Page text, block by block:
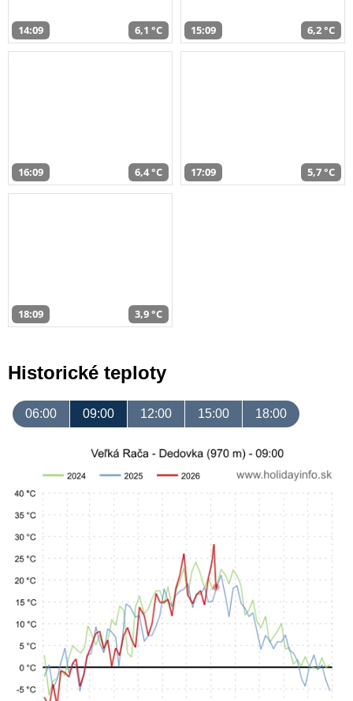
14:09 6,1 °C 15:09 6,2 °C
16:09 6,4 °C 17:09 5,7 °C
18:09 3,9 °C
Historické teploty
06:00 09:00 12:00 15:00 18:00